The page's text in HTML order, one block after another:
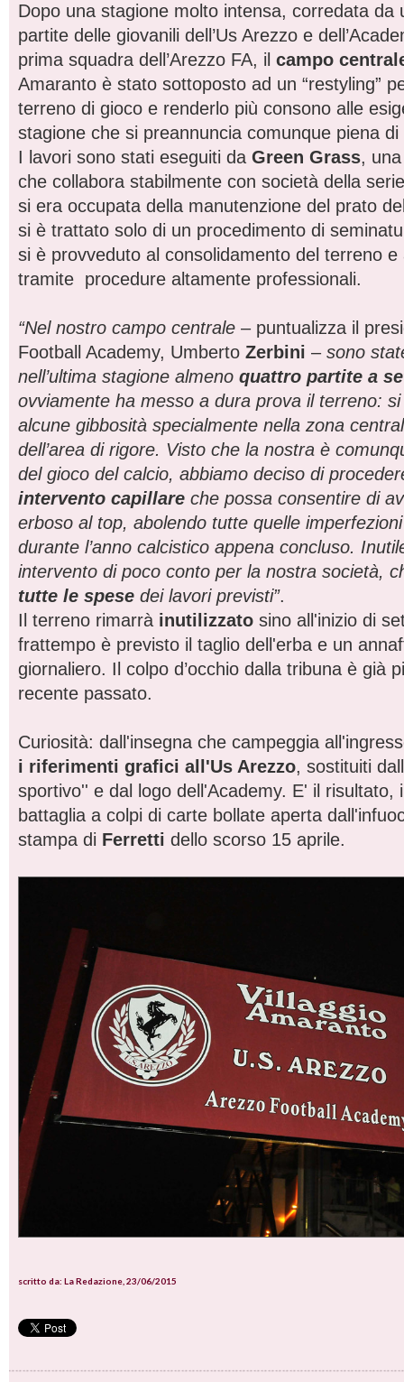
Dopo una stagione molto intensa, corredata da
partite delle giovanili dell’Us Arezzo e
prima squadra dell’Arezzo FA, il campo
Amaranto è stato sottoposto ad un “restyling”
terreno di gioco e renderlo più consono alle
stagione che si preannuncia comunque piena di
I lavori sono stati eseguiti da Green Grass,
che collabora stabilmente con società della
si era occupata della manutenzione del prato
si è trattato solo di un procedimento di
si è provveduto al consolidamento del terreno e
tramite procedure altamente professionali.
“Nel nostro campo centrale – puntualizza il
Football Academy, Umberto Zerbini – sono
nell’ultima stagione almeno quattro partite a
ovviamente ha messo a dura prova il terreno:
alcune gibbosità specialmente nella zona
dell’area di rigore. Visto che la nostra è
del gioco del calcio, abbiamo deciso di
intervento capillare che possa consentire di
erboso al top, abolendo tutte quelle
durante l’anno calcistico appena concluso.
intervento di poco conto per la nostra società,
tutte le spese dei lavori previsti”.
Il terreno rimarrà inutilizzato sino all'inizio di
frattempo è previsto il taglio dell'erba e un
giornaliero. Il colpo d’occhio dalla tribuna è già
recente passato.
Curiosità: dall'insegna che campeggia
i riferimenti grafici all'Us Arezzo, sostituiti
sportivo'' e dal logo dell'Academy. E' il risultato,
battaglia a colpi di carte bollate aperta
stampa di Ferretti dello scorso 15 aprile.
scritto da: La Redazione, 23/06/2015